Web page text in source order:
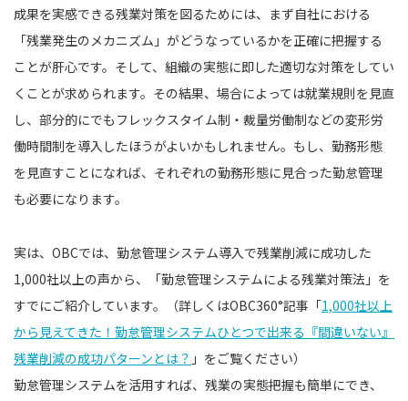
成果を実感できる残業対策を図るためには、まず自社における
「残業発生のメカニズム」がどうなっているかを正確に把握する
ことが肝心です。そして、組織の実態に即した適切な対策をしてい
くことが求められます。その結果、場合によっては就業規則を見直
し、部分的にでもフレックスタイム制・裁量労働制などの変形労
働時間制を導入したほうがよいかもしれません。もし、勤務形態
を見直すことになれば、それぞれの勤務形態に見合った勤怠管理
も必要になります。
実は、OBCでは、勤怠管理システム導入で残業削減に成功した
1,000社以上の声から、「勤怠管理システムによる残業対策法」を
すでにご紹介しています。（詳しくはOBC360°記事「1,000社以上
から見えてきた！勤怠管理システムひとつで出来る『間違いない』
残業削減の成功パターンとは？ 」をご覧ください）
勤怠管理システムを活用すれば、残業の実態把握も簡単にでき、